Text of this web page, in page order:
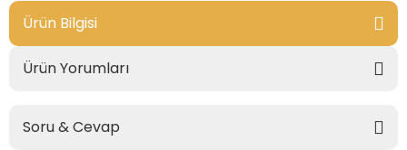
Ürün Bilgisi
Ürün Yorumları
Soru & Cevap